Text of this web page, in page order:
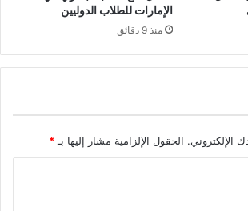
الإمارات للطلاب الدوليين
منذ 9 دقائق
الإلكتروني. الحقول الإلزامية مشار إليها بـ *